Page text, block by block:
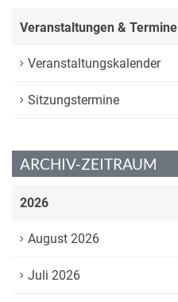
Veranstaltungen & Termine
Veranstaltungskalender
Sitzungstermine
ARCHIV-ZEITRAUM
2026
August 2026
Juli 2026